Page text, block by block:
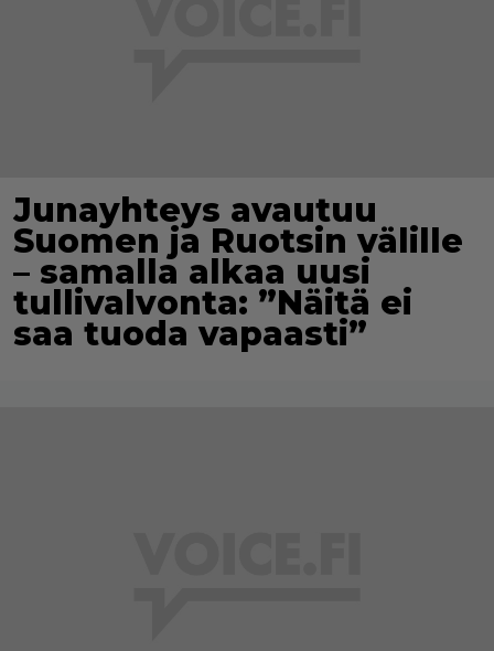
Junayhteys avautuu
Suomen ja Ruotsin välille
– samalla alkaa uusi
tullivalvonta: ”Näitä ei
saa tuoda vapaasti”